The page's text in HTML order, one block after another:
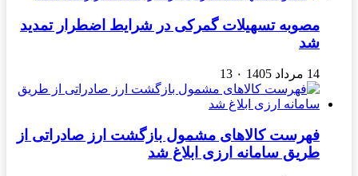
مصوبه تسهیلات گمرکی در شرایط اضطرار تمدید
شد
14 مرداد 1405 ۰ 13
فهرست کالاهای مشمول بازگشت ارز صادراتی از
طریق سامانه ارزی ابلاغ شد